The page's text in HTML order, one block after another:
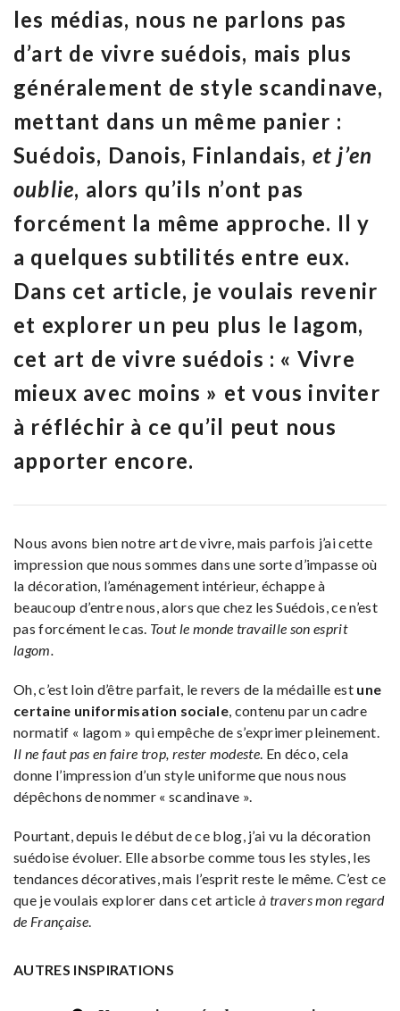
les médias, nous ne parlons pas
d’art de vivre suédois, mais plus
généralement de style scandinave,
mettant dans un même panier :
Suédois, Danois, Finlandais, et j’en
oublie, alors qu’ils n’ont pas
forcément la même approche. Il y
a quelques subtilités entre eux.
Dans cet article, je voulais revenir
et explorer un peu plus le lagom,
cet art de vivre suédois : « Vivre
mieux avec moins » et vous inviter
à réfléchir à ce qu’il peut nous
apporter encore.
Nous avons bien notre art de vivre, mais parfois j’ai cette
impression que nous sommes dans une sorte d’impasse où
la décoration, l’aménagement intérieur, échappe à
beaucoup d’entre nous, alors que chez les Suédois, ce n’est
pas forcément le cas. Tout le monde travaille son esprit
lagom.
Oh, c’est loin d’être parfait, le revers de la médaille est une
certaine uniformisation sociale, contenu par un cadre
normatif « lagom » qui empêche de s’exprimer pleinement.
Il ne faut pas en faire trop, rester modeste. En déco, cela
donne l’impression d’un style uniforme que nous nous
dépêchons de nommer « scandinave ».
Pourtant, depuis le début de ce blog, j’ai vu la décoration
suédoise évoluer. Elle absorbe comme tous les styles, les
tendances décoratives, mais l’esprit reste le même. C’est ce
que je voulais explorer dans cet articleà travers mon regard
de Française.
AUTRES INSPIRATIONS